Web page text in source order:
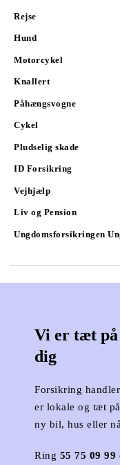
Rejse
Hund
Motorcykel
Knallert
Påhængsvogne
Cykel
Pludselig skade
ID Forsikring
Vejhjælp
Liv og Pension
Ungdomsforsikringen
Vi er tæt
dig
Forsikring
er lokale og tæt
ny bil, hus eller
Ring 55 75 09 99